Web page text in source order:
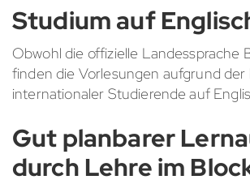
Studium auf
Obwohl die offizielle Landessprache
finden die Vorlesungen aufgrund der
internationaler Studierende auf
Gut planbarer
durch Lehre im